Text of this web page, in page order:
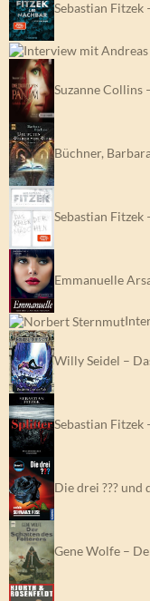
Sebastian Fitzek
Suzanne Collins
Büchner,
Sebastian Fitzek
Emmanuelle
Willy Seidel –
Sebastian Fitzek
Die drei ??? und
Gene Wolfe –